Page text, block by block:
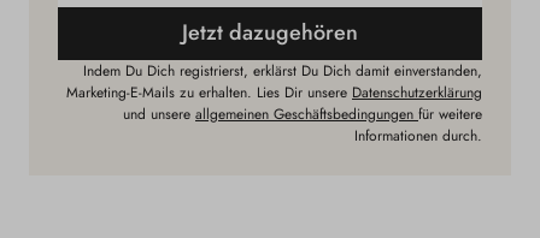
Jetzt dazugehören
Indem Du Dich registrierst, erklärst Du Dich damit einverstanden,
Marketing-E-Mails zu erhalten. Lies Dir unsere Datenschutzerklärung
und unsere allgemeinen Geschäftsbedingungen für weitere
Informationen durch.